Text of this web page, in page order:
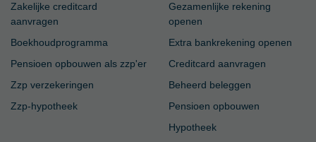
Zakelijke creditcard
aanvragen
Boekhoudprogramma
Pensioen opbouwen als zzp'er
Zzp verzekeringen
Zzp-hypotheek
Gezamenlijke rekening
openen
Extra bankrekening openen
Creditcard aanvragen
Beheerd beleggen
Pensioen opbouwen
Hypotheek